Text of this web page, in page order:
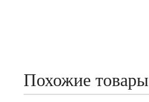
Похожие товары